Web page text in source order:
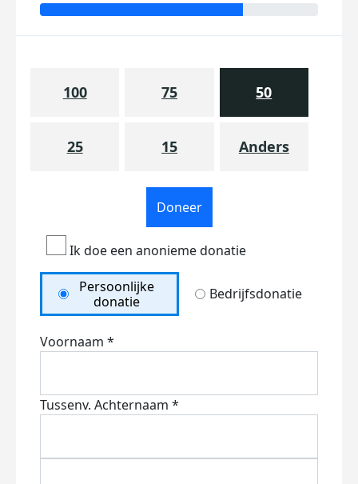
100 75 50
25 15 Anders
Doneer
Ik doe een anonieme donatie
Persoonlijke
donatie
Bedrijfsdonatie
Voornaam *
Tussenv. Achternaam *